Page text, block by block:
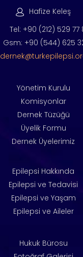
Hafize Keleş
Tel: +90 (212) 529 77
Gsm: +90 (544) 625
Yönetim Kurulu
Komisyonlar
Dernek Tüzüğü
Üyelik Formu
Dernek Üyelerimiz
Epilepsi Hakkında
Epilepsi ve Tedavisi
Epilepsi ve Yaşam
Epilepsi ve Aileler
Hukuk Bürosu